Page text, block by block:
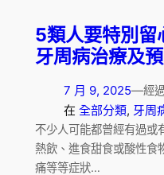
5類人要特別留
牙周病治療及
7 月 9, 2025—經過
在 全部分類, 牙周
不少人可能都曾經有過或
熱飲、進食甜食或酸性食
痛等等症狀…